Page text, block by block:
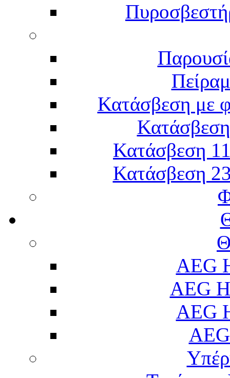
Κατάσβεση με
Κατάσβεση
Κατάσβεση
AEG
AEG
AEG